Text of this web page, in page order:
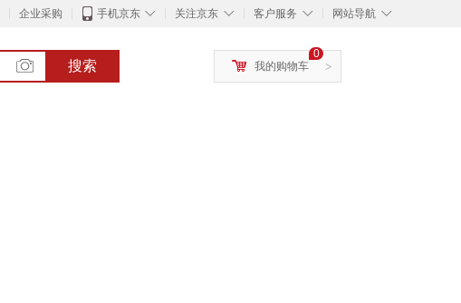
企业采购 ◇
手机京东 ◇
关注京东 ◇
客户服务 ◇
网站导航
搜索 >
0
我的购物车